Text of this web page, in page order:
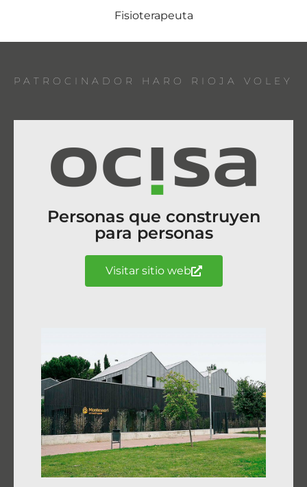
Fisioterapeuta
PATROCINADOR HARO RIOJA VOLEY
Personas que construyen
para personas
Visitar sitio web